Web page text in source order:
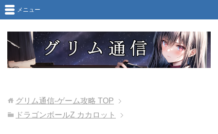
メニュー
グリム通信-ゲーム攻略 TOP
ドラゴンボールZ カカロット